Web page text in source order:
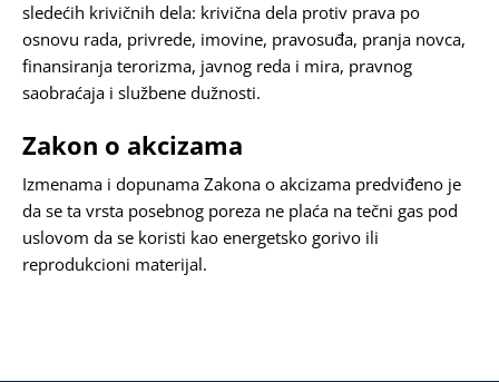
sledećih krivičnih dela: krivična dela protiv prava po
osnovu rada, privrede, imovine, pravosuđa, pranja novca,
finansiranja terorizma, javnog reda i mira, pravnog
saobraćaja i službene dužnosti.
Zakon o akcizama
Izmenama i dopunama Zakona o akcizama predviđeno je
da se ta vrsta posebnog poreza ne plaća na tečni gas pod
uslovom da se koristi kao energetsko gorivo ili
reprodukcioni materijal.